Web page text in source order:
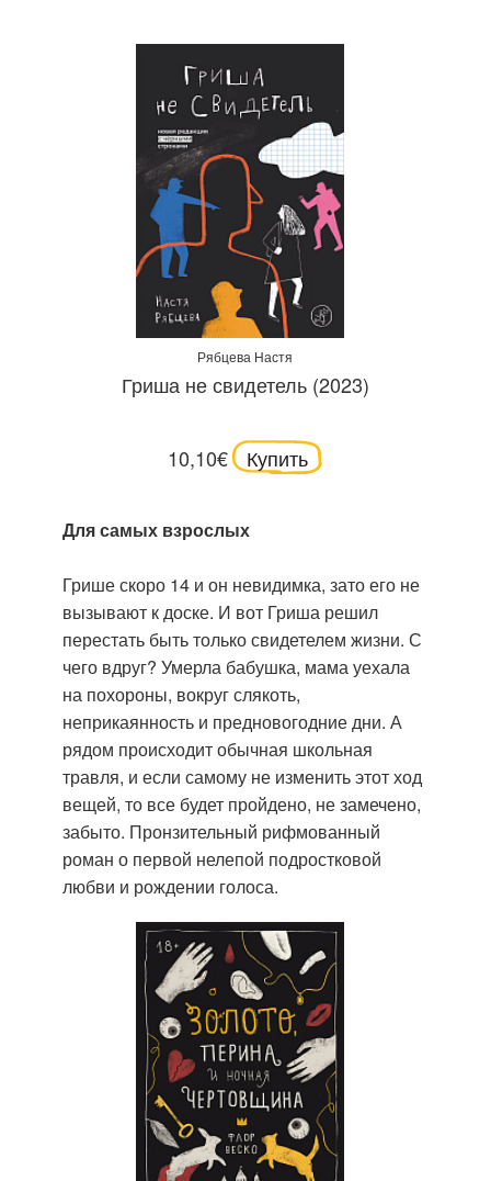
Рябцева Настя
Гриша не свидетель (2023)
10,10€ Купить
Для самых взрослых
Грише скоро 14 и он невидимка, зато его не
вызывают к доске. И вот Гриша решил
перестать быть только свидетелем жизни. С
чего вдруг? Умерла бабушка, мама уехала
на похороны, вокруг слякоть,
неприкаянность и предновогодние дни. А
рядом происходит обычная школьная
травля, и если самому не изменить этот ход
вещей, то все будет пройдено, не замечено,
забыто. Пронзительный рифмованный
роман о первой нелепой подростковой
любви и рождении голоса.